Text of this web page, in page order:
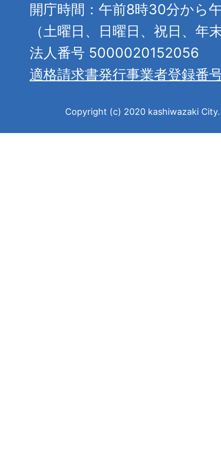
開庁時間：午前8時30分から
（土曜日、日曜日、祝日、年
法人番号 5000020152056
適格請求書発行事業者登録番
Copyright (c) 2020 kashiwazaki